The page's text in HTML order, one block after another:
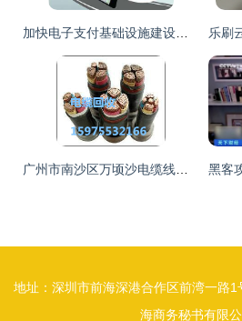
地址：深圳市前海深港合作区前湾一路
海商务秘书有限公